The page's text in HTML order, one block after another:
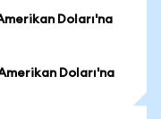
Doları'na
Doları'na